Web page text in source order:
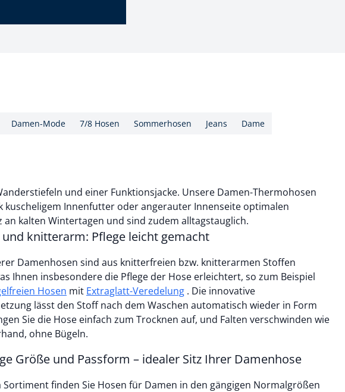
Damen-Mode 7/8 Hosen Sommerhosen Jeans
Dame
und einer Funktionsjacke. Unsere Damen-Thermohosen
kuscheligem Innenfutter oder angerauter Innenseite optimalen
an kalten Wintertagen und sind zudem alltagstauglich.
knitterarm: Pflege leicht gemacht
Damenhosen sind aus knitterfreien bzw. knitterarmen Stoffen
Ihnen insbesondere die Pflege der Hose erleichtert, so zum Beispiel
Hosen mit Extraglatt-Veredelung . Die innovative
lässt den Stoff nach dem Waschen automatisch wieder in Form
Sie die Hose einfach zum Trocknen auf, und Falten verschwinden wie
ohne Bügeln.
Größe und Passform – idealer Sitz Ihrer Damenhose
Sortiment finden Sie Hosen für Damen in den gängigen Normalgrößen